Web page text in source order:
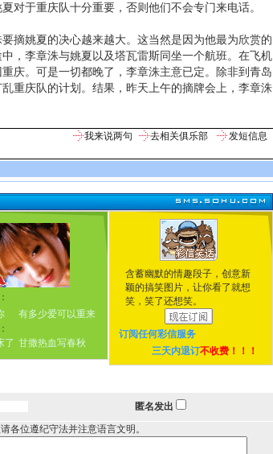
对于重庆队十分重要，否则他们不会专门来电话。
姚夏的决心越来越大。这当然是因为他最为欣赏的
，李章洙与姚夏以及塔瓦雷斯同坐一个航班。在飞机
庆。可是一切都晚了，李章洙主意已定。除非到青岛
重庆队的计划。结果，昨天上午的摘牌会上，李章洙
我来说两句 去相关俱乐部 发短信息
有多少爱可以重来
了 甘撒热血写春秋
含蓄幽默的情趣段子，创意新
颖的搞笑图片，让你看了就想
笑，笑了还想笑。
订阅任何彩信服务
三天内退订不收费！！！
匿名发出
各位遵纪守法并注意语言文明。